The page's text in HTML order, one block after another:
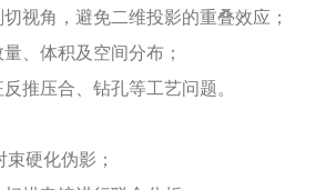
视角，避免二维投影的重叠效应；
、体积及空间分布；
推压合、钻孔等工艺问题。
硬化伪影；